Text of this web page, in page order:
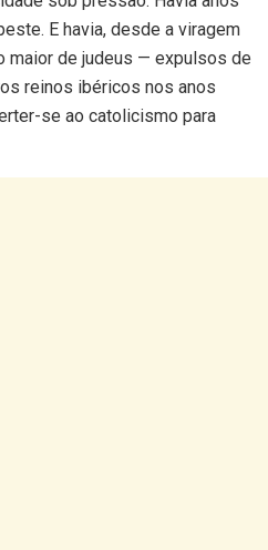
E havia, desde a viragem
maior de judeus — expulsos de
reinos ibéricos nos anos
se ao catolicismo para